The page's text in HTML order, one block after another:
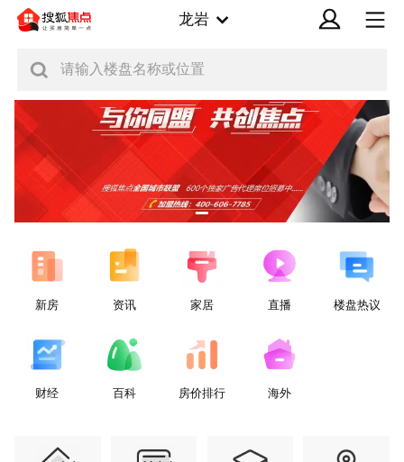
龙岩
请输入楼盘名称或位置
新房 资讯 家居 直播 楼盘热议
财经 百科 房价排行 海外